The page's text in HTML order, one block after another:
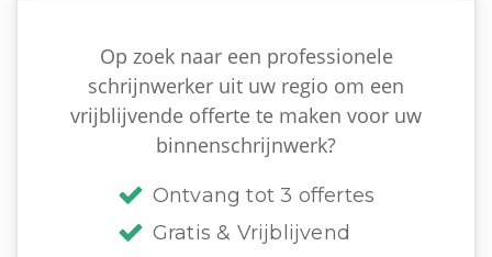
Op zoek naar een professionele
schrijnwerker uit uw regio om een
vrijblijvende offerte te maken voor uw
binnenschrijnwerk?
Ontvang tot 3 offertes
Gratis & Vrijblijvend